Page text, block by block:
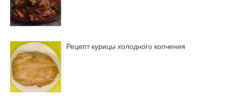
Рецепт курицы холодного копчения